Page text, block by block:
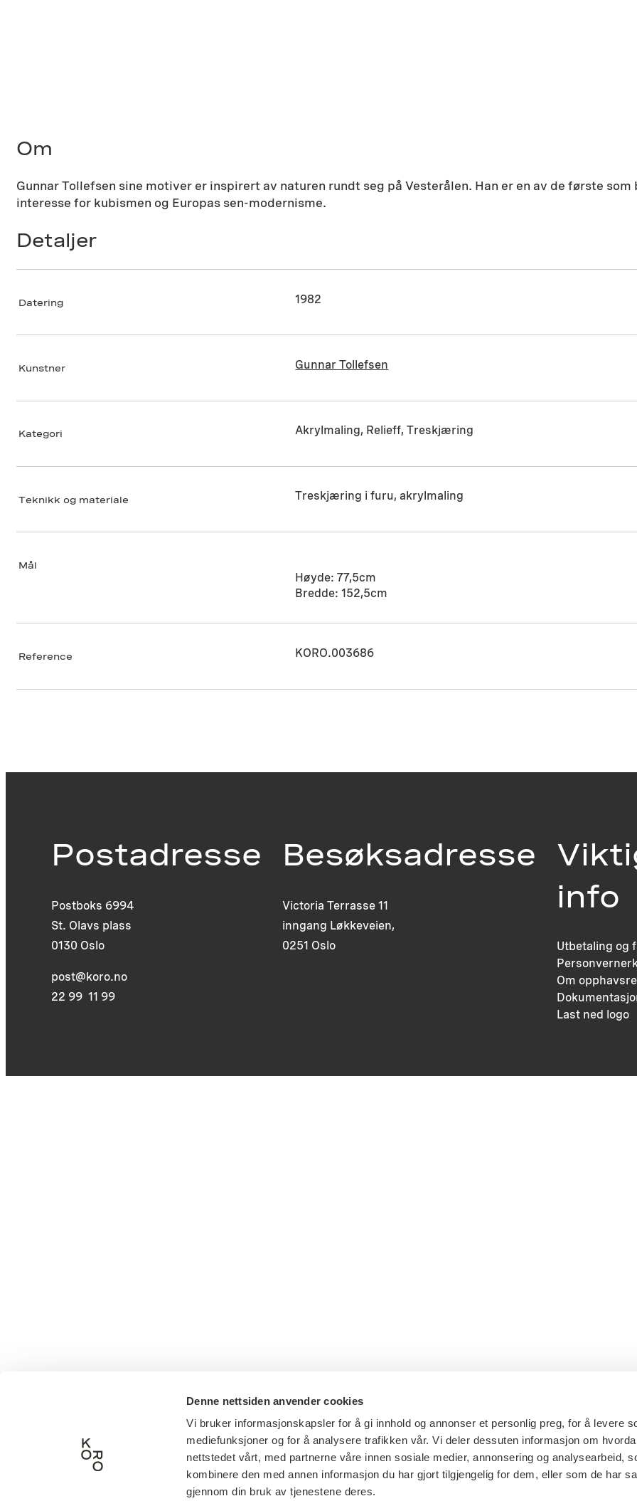
Denne nettsiden anvender cookies
Vi bruker informasjonskapsler for å gi innhold og annonser et personlig preg, for å levere
mediefunksjoner og for å analysere trafikken vår. Vi deler dessuten informasjon om
nettstedet vårt, med partnerne våre innen sosiale medier, annonsering og analysearbeid,
kombinere den med annen informasjon du har gjort tilgjengelig for dem, eller som de har
gjennom din bruk av tjenestene deres.
Om
Gunnar Tollefsen sine motiver er inspirert av naturen rundt seg på Vesterålen. Han er en av de første
interesse for kubismen og Europas sen-modernisme.
Detaljer
Datering 1982
Kunstner Gunnar Tollefsen
Kategori Akrylmaling, Relieff, Treskjæring
Teknikk og materiale Treskjæring i furu, akrylmaling
Mål
Høyde: 77,5cm
Bredde: 152,5cm
Reference KORO.003686
Postadresse
Postboks 6994
St. Olavs plass
0130 Oslo
post@koro.no
22 99 11 99
Besøksadresse
Victoria Terrasse 11
inngang Løkkeveien,
0251 Oslo
info
Utbetaling og
Om
Last ned logo